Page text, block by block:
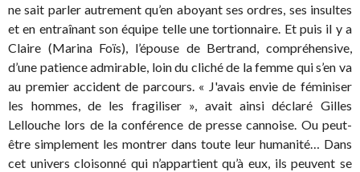
ne sait parler autrement qu’en aboyant ses ordres, ses insultes
et en entraînant son équipe telle une tortionnaire. Et puis il y a
Claire (Marina Foïs), l’épouse de Bertrand, compréhensive,
d’une patience admirable, loin du cliché de la femme qui s’en va
au premier accident de parcours. « J'avais envie de féminiser
les hommes, de les fragiliser », avait ainsi déclaré Gilles
Lellouche lors de la conférence de presse cannoise. Ou peut-
être simplement les montrer dans toute leur humanité… Dans
cet univers cloisonné qui n’appartient qu’à eux, ils peuvent se